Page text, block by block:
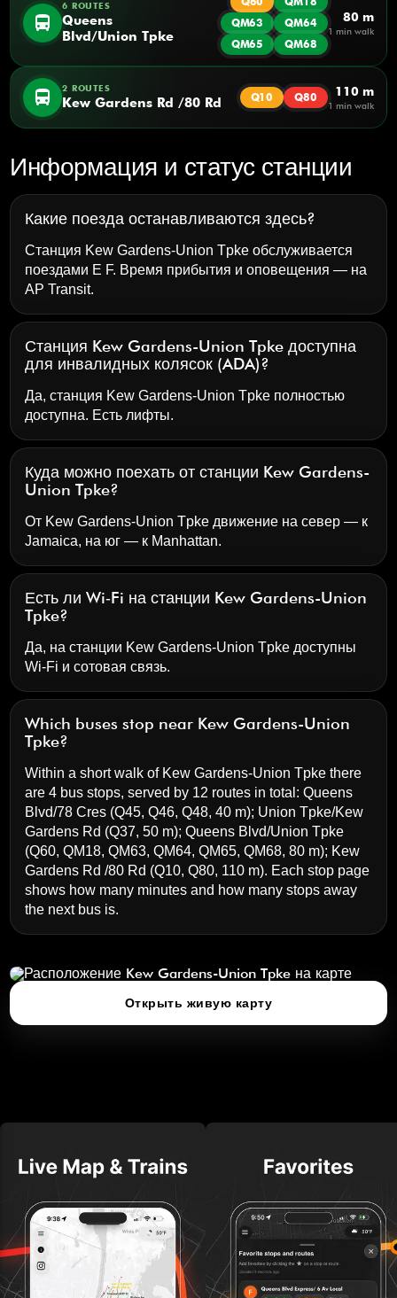
directions_bus
6 ROUTES
Queens
Blvd/Union Tpke
QM63
QM64
QM65
QM68
80 m
1 min walk
directions_bus 2 ROUTES
Kew Gardens Rd /80 Rd Q10 Q80 110 m
1 min walk
Информация и статус станции
Какие поезда останавливаются здесь?
Станция Kew Gardens-Union Tpke обслуживается
поездами E F. Время прибытия и оповещения — на
AP Transit.
Станция Kew Gardens-Union Tpke доступна
для инвалидных колясок (ADA)?
Да, станция Kew Gardens-Union Tpke полностью
доступна. Есть лифты.
Куда можно поехать от станции Kew Gardens-
Union Tpke?
От Kew Gardens-Union Tpke движение на север — к
Jamaica, на юг — к Manhattan.
Есть ли Wi‑Fi на станции Kew Gardens-Union
Tpke?
Да, на станции Kew Gardens-Union Tpke доступны
Wi‑Fi и сотовая связь.
Which buses stop near Kew Gardens-Union
Tpke?
Within a short walk of Kew Gardens-Union Tpke there
are 4 bus stops, served by 12 routes in total:Queens
Blvd/78 Cres (Q45, Q46, Q48, 40 m); Union Tpke/Kew
Gardens Rd (Q37, 50 m);Queens Blvd/Union Tpke
(Q60, QM18, QM63, QM64, QM65, QM68, 80 m); Kew
Gardens Rd /80 Rd (Q10, Q80, 110 m). Each stop page
shows how many minutes and how many stops away
the next bus is.
Открыть живую карту